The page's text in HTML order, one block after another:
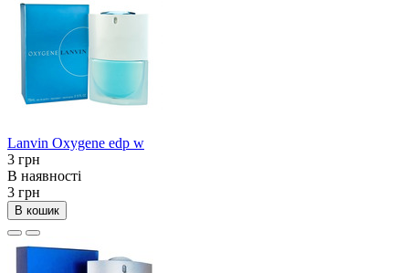
Lanvin Oxygene edp w
3 грн
В наявності
3 грн
В кошик